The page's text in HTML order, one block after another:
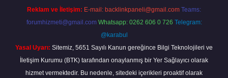
Reklam ve İletişim: E-mail: backlinkpaneli@gmail.com Teams:
forumhizmeti@gmail.com Whatsapp: 0262 606 0 726 Telegram:
@karabul
Yasal Uyarı: Sitemiz, 5651 Sayılı Kanun gereğince Bilgi Teknolojileri ve
İletişim Kurumu (BTK) tarafından onaylanmış bir Yer Sağlayıcı olarak
hizmet vermektedir. Bu nedenle, sitedeki içerikleri proaktif olarak